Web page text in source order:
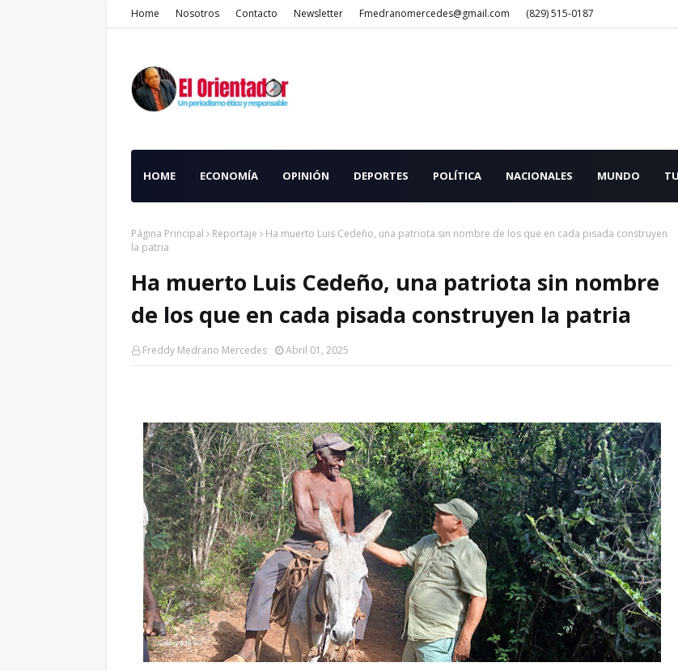
Home Nosotros Contacto Newsletter Fmedranomercedes@gmail.com (829) 515-0187
HOME ECONOMÍA OPINIÓN DEPORTES POLÍTICA NACIONALES MUNDO
Página Principal Reportaje
Ha muerto Luis Cedeño, una patriota sin nombre de los que en cada pisada construyen
la patria
Ha muerto Luis Cedeño, una patriota sin nombre
de los que en cada pisada construyen la patria
Freddy Medrano Mercedes Abril 01, 2025